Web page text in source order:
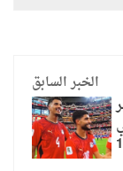
الخبر السابق